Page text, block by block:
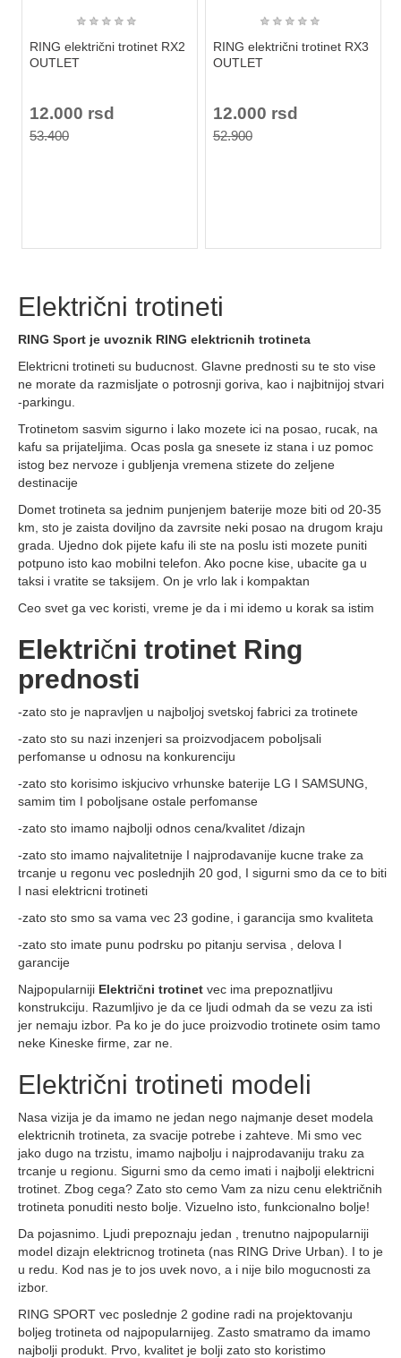
★ ★ ★ ★ ★
RING električni trotinet RX2
OUTLET
12.000 rsd
53.400
★ ★ ★ ★ ★
RING električni trotinet RX3
OUTLET
12.000 rsd
52.900
Električni trotineti
RING Sport je uvoznik RING elektricnih trotineta
Elektricni trotineti su buducnost. Glavne prednosti su te sto vise
ne morate da razmisljate o potrosnji goriva, kao i najbitnijoj stvari
-parkingu.
Trotinetom sasvim sigurno i lako mozete ici na posao, rucak, na
kafu sa prijateljima. Ocas posla ga snesete iz stana i uz pomoc
istog bez nervoze i gubljenja vremena stizete do zeljene
destinacije
Domet trotineta sa jednim punjenjem baterije moze biti od 20-35
km, sto je zaista doviljno da zavrsite neki posao na drugom kraju
grada. Ujedno dok pijete kafu ili ste na poslu isti mozete puniti
potpuno isto kao mobilni telefon. Ako pocne kise, ubacite ga u
taksi i vratite se taksijem. On je vrlo lak i kompaktan
Ceo svet ga vec koristi, vreme je da i mi idemo u korak sa istim
Električni trotinet Ring
prednosti
-zato sto je napravljen u najboljoj svetskoj fabrici za trotinete
-zato sto su nazi inzenjeri sa proizvodjacem poboljsali
perfomanse u odnosu na konkurenciju
-zato sto korisimo iskjucivo vrhunske baterije LG I SAMSUNG,
samim tim I poboljsane ostale perfomanse
-zato sto imamo najbolji odnos cena/kvalitet /dizajn
-zato sto imamo najvalitetnije I najprodavanije kucne trake za
trcanje u regonu vec poslednjih 20 god, I sigurni smo da ce to biti
I nasi elektricni trotineti
-zato sto smo sa vama vec 23 godine, i garancija smo kvaliteta
-zato sto imate punu podrsku po pitanju servisa , delova I
garancije
Najpopularniji Električni trotinet vec ima prepoznatljivu
konstrukciju. Razumljivo je da ce ljudi odmah da se vezu za isti
jer nemaju izbor. Pa ko je do juce proizvodio trotinete osim tamo
neke Kineske firme, zar ne.
Električni trotineti modeli
Nasa vizija je da imamo ne jedan nego najmanje deset modela
elektricnih trotineta, za svacije potrebe i zahteve. Mi smo vec
jako dugo na trzistu, imamo najbolju i najprodavaniju traku za
trcanje u regionu. Sigurni smo da cemo imati i najbolji elektricni
trotinet. Zbog cega? Zato sto cemo Vam za nizu cenu električnih
trotineta ponuditi nesto bolje. Vizuelno isto, funkcionalno bolje!
Da pojasnimo. Ljudi prepoznaju jedan , trenutno najpopularniji
model dizajn elektricnog trotineta (nas RING Drive Urban). I to je
u redu. Kod nas je to jos uvek novo, a i nije bilo mogucnosti za
izbor.
RING SPORT vec poslednje 2 godine radi na projektovanju
boljeg trotineta od najpopularnijeg. Zasto smatramo da imamo
najbolji produkt. Prvo, kvalitet je bolji zato sto koristimo